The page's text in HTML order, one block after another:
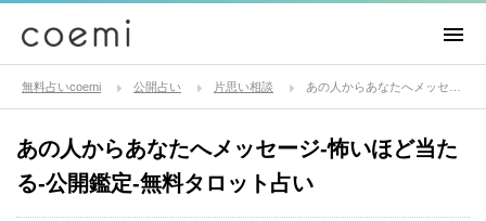
無料占いcoemi 公開占い 片思い相談
あの人からあなたへメッセージ-怖いほど当た
る-公開鑑定-無料タロット占い